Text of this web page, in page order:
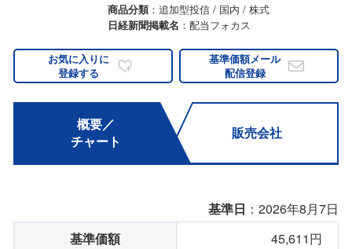
商品分類：追加型投信 / 国内 / 株式
日経新聞掲載名 ：配当フォカス
お気に入りに
登録する
基準価額メール
配信登録
概要／
チャート
販売会社
基準日 ：2026年8月7日
基準価額
45,611円